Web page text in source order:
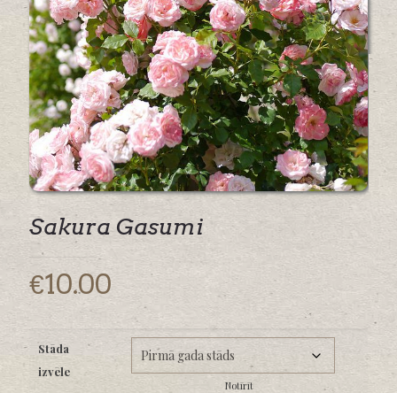
Sakura Gasumi
€10.00
Stāda
izvēle
Notīrīt